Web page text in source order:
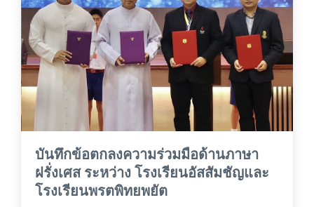
บันทึกข้อตกลงความร่วมมือด้านภาษา
ฝรั่งเศส ระหว่าง โรงเรียนอัสสัมชัญและ
โรงเรียนพรตพิทยพยัต